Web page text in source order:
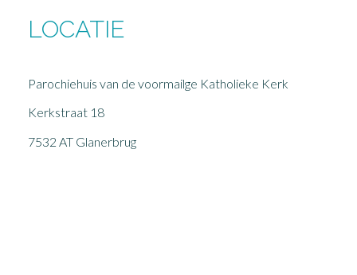
LOCATIE
Parochiehuis van de voormailge Katholieke Kerk
Kerkstraat 18
7532 AT Glanerbrug